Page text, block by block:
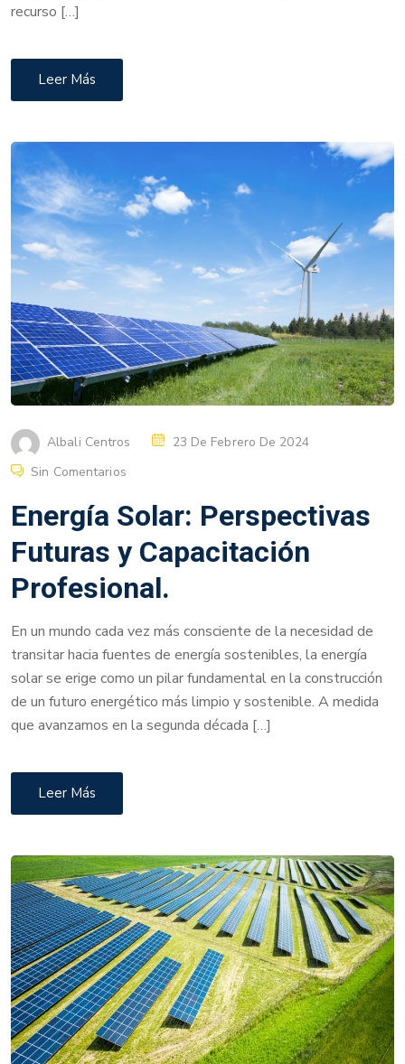
recurso […]
Leer Más
Albali Centros
23 De Febrero De 2024
Sin Comentarios
Energía Solar: Perspectivas
Futuras y Capacitación
Profesional.
En un mundo cada vez más consciente de la necesidad de
transitar hacia fuentes de energía sostenibles, la energía
solar se erige como un pilar fundamental en la construcción
de un futuro energético más limpio y sostenible. A medida
que avanzamos en la segunda década […]
Leer Más